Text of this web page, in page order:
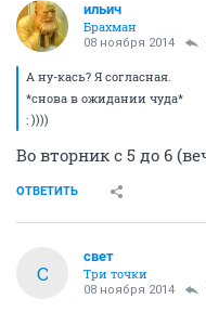
ильич
Брахман
08 ноября 2014
А ну-кась? Я согласная.
*снова в ожидании чуда*
: ))))
Во вторник с 5 до 6
ОТВЕТИТЬ
С
свет
Три точки
08 ноября 2014